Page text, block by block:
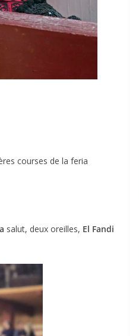
courses de la feria
salut, deux oreilles, El Fandi
TAURINES
TAURINES 2026